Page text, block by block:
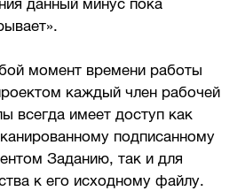
данный минус пока
момент времени работы
каждый член рабочей
всегда имеет доступ как
подписанному
Заданию, так и для
к его исходному файлу.